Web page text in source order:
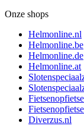
Onze shops
Helmonline.nl
Helmonline.be
Helmonline.de
Helmonline.at
Diverzus.nl